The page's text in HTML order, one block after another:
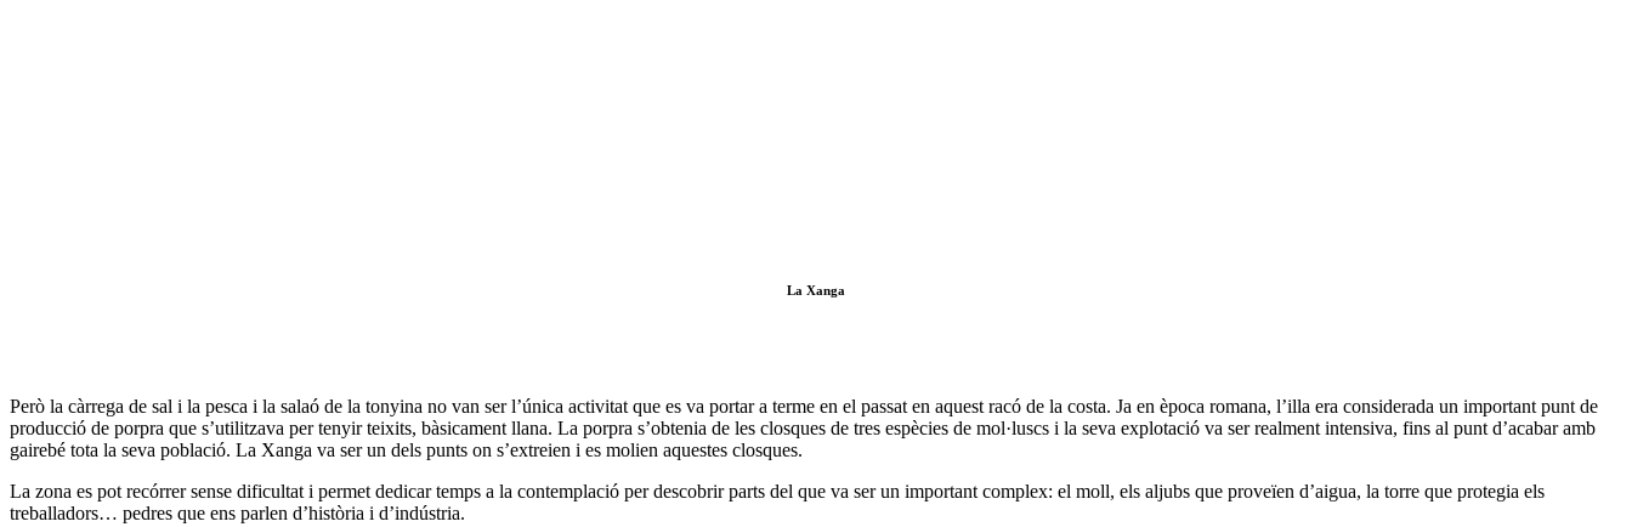
La Xanga
Però la càrrega de sal i la pesca i la salaó de la tonyina no van ser l’única activitat que es va portar a terme en el passat en aquest racó de la costa. Ja en època romana, l’illa era considerada un important punt de
producció de porpra que s’utilitzava per tenyir teixits, bàsicament llana. La porpra s’obtenia de les closques de tres espècies de mol·luscs i la seva explotació va ser realment intensiva, fins al punt d’acabar amb
gairebé tota la seva població. La Xanga va ser un dels punts on s’extreien i es molien aquestes closques.
La zona es pot recórrer sense dificultat i permet dedicar temps a la contemplació per descobrir parts del que va ser un important complex: el moll, els aljubs que proveïen d’aigua, la torre que protegia els
treballadors… pedres que ens parlen d’història i d’indústria.